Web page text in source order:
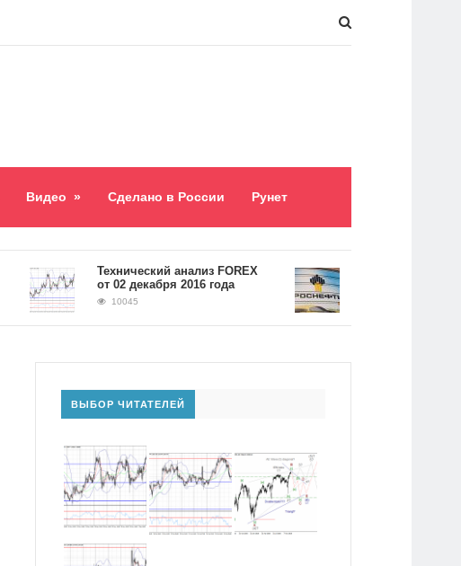
Видео » Сделано в России Рунет
​Технический анализ FOREX
от 02 декабря 2016 года
10045
Долг «Роснефти»
5,2 триллиона рублей
ВЫБОР ЧИТАТЕЛЕЙ